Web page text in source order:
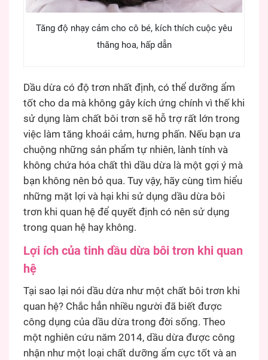
Tăng độ nhạy cảm cho cô bé, kích thích cuộc yêu
thăng hoa, hấp dẫn
Dầu dừa có độ trơn nhất định, có thể dưỡng ẩm
tốt cho da mà không gây kích ứng chính vì thế khi
sử dụng làm chất bôi trơn sẽ hỗ trợ rất lớn trong
việc làm tăng khoái cảm, hưng phấn. Nếu bạn ưa
chuộng những sản phẩm tự nhiên, lành tính và
không chứa hóa chất thì dầu dừa là một gợi ý mà
bạn không nên bỏ qua. Tuy vậy, hãy cùng tìm hiểu
những mặt lợi và hại khi sử dụng dầu dừa bôi
trơn khi quan hệ để quyết định có nên sử dụng
trong quan hệ hay không.
Lợi ích của tinh dầu dừa bôi trơn khi quan
hệ
Tại sao lại nói dầu dừa như một chất bôi trơn khi
quan hệ? Chắc hẳn nhiều người đã biết được
công dụng của dầu dừa trong đời sống. Theo
một nghiên cứu năm 2014, dầu dừa được công
nhận như một loại chất dưỡng ẩm cực tốt và an